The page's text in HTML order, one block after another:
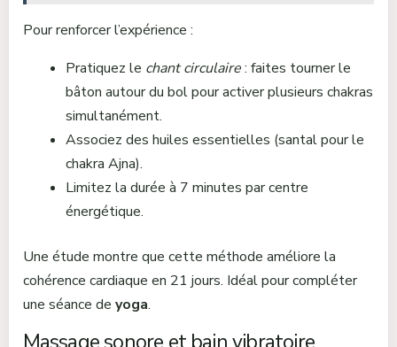
Pour renforcer l’expérience :
Pratiquez le chant circulaire: faites tourner le
bâton autour du bol pour activer plusieurs chakras
simultanément.
Associez des huiles essentielles (santal pour le
chakra Ajna).
Limitez la durée à 7 minutes par centre
énergétique.
Une étude montre que cette méthode améliore la
cohérence cardiaque en 21 jours. Idéal pour compléter
une séance de yoga.